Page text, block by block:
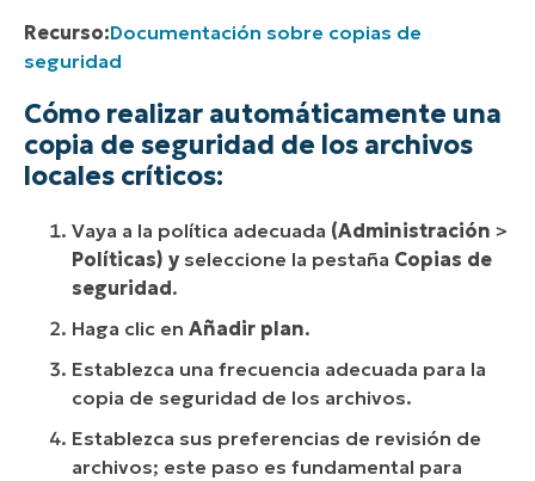
Recurso:Documentación sobre copias de
seguridad
Cómo realizar automáticamente una
copia de seguridad de los archivos
locales críticos:
Vaya a la política adecuada (Administración >
Políticas) y seleccione la pestaña Copias de
seguridad.
Haga clic en Añadir plan.
Establezca una frecuencia adecuada para la
copia de seguridad de los archivos.
Establezca sus preferencias de revisión de
archivos; este paso es fundamental para